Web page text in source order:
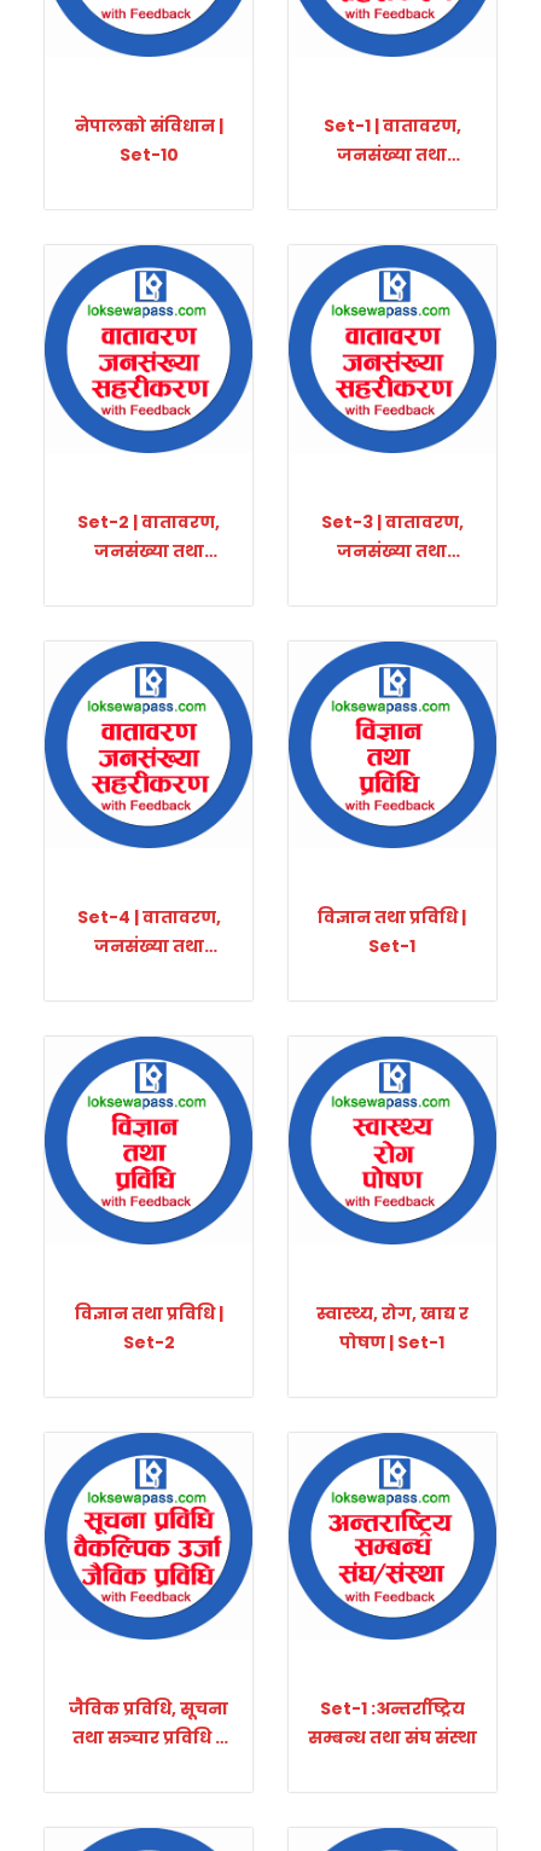
नेपालको संविधान |
Set-10
Set-1 | वातावरण,
जनसंख्या तथा
Set-2 | वातावरण,
जनसंख्या तथा
Set-3 | वातावरण,
जनसंख्या तथा
Set-4 | वातावरण,
जनसंख्या तथा
विज्ञान तथा प्रविधि |
Set-1
विज्ञान तथा प्रविधि |
Set-2
स्वास्थ्य, रोग, खाद्य र
पोषण | Set-1
जैविक प्रविधि, सूचना
तथा सञ्चार प्रविधि र
Set-1 :अन्तर्राष्ट्रिय
सम्बन्ध तथा संघ संस्था